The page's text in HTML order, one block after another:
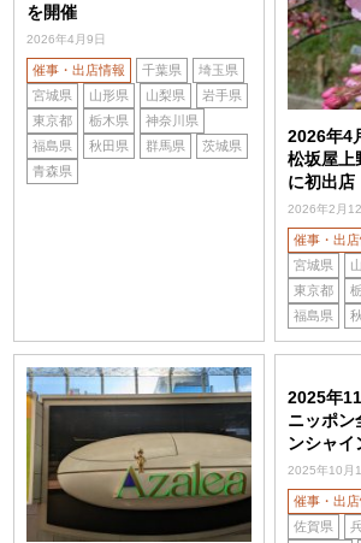
を開催
2026年4月9日
催事・出店情報 千葉県
埼玉県
宮城県
山形県 山梨県
岩手県
東京都
栃木県
神奈川県
福島県
秋田県 群馬県
茨城県
青森県
2026年4
松坂屋上
に初出店
2026年2月
催事・出
宮城県
東京都
福島県
2025年
ニッポン
ンシャイ
2025年10月
催事・出
佐賀県